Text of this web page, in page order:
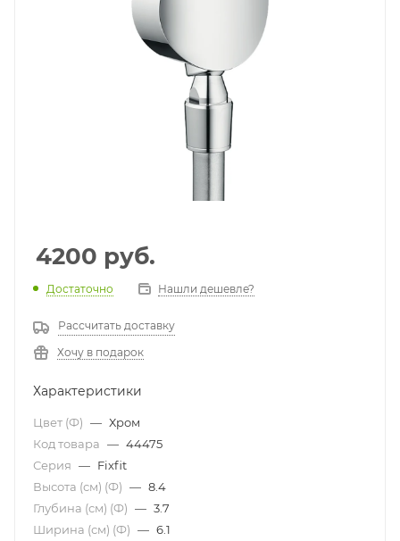
4200 руб.
Достаточно Нашли дешевле?
Рассчитать доставку
Хочу в подарок
Характеристики
Цвет (Ф) — Хром
Код товара — 44475
Серия — Fixfit
Высота (см) (Ф) — 8.4
Глубина (см) (Ф) — 3.7
Ширина (см) (Ф) — 6.1